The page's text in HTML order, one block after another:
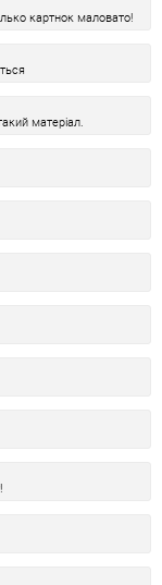
картнок маловато!
матеріал.